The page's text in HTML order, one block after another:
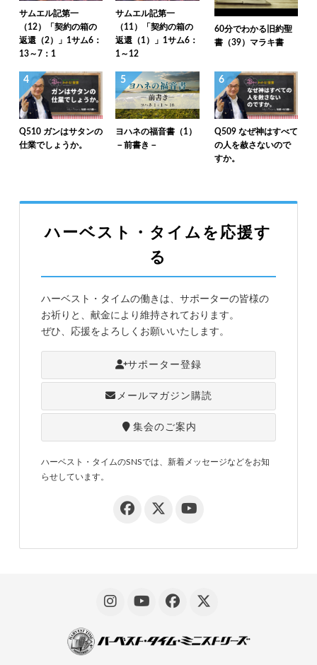
サムエル記第一
（12）「契約の箱の
返還（2）」1サム6：
13～7：1
サムエル記第一
（11）「契約の箱の
返還（1）」1サム6：
1～12
60分でわかる旧約聖
書（39）マラキ書
4
Q510 ガンはサタンの
仕業でしょうか。
5
ヨハネの福音書（1）
－前書き－
6
Q509 なぜ神はすべて
の人を赦さないので
すか。
ハーベスト・タイムを応援す
る
ハーベスト・タイムの働きは、サポーターの皆様の
お祈りと、献金により維持されております。
ぜひ、応援をよろしくお願いいたします。
サポーター登録
メールマガジン購読
集会のご案内
ハーベスト・タイムのSNSでは、新着メッセージなどをお知
らせしています。